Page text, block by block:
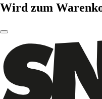
Wird zum